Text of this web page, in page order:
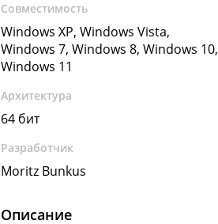
Совместимость
Windows XP, Windows Vista,
Windows 7, Windows 8, Windows 10,
Windows 11
Архитектура
64 бит
Разработчик
Moritz Bunkus
Описание